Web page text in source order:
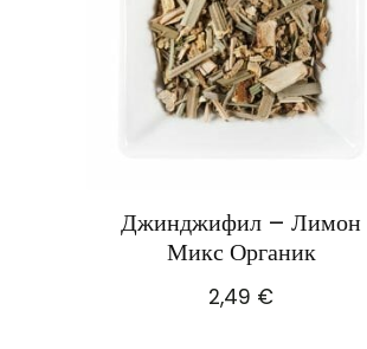
Джинджифил – Лимон
Микс Органик
2,49 €